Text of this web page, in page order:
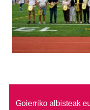
Goierriko albisteak